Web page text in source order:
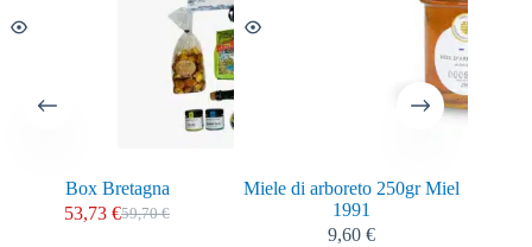
Box Bretagna
59,70€
53,73€
Miele di arboreto 250gr Miel
1991
9,60 €